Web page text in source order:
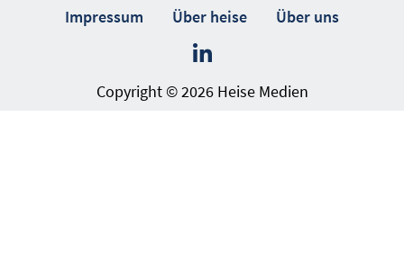
Impressum
Über heise Über uns
Copyright © 2026 Heise Medien